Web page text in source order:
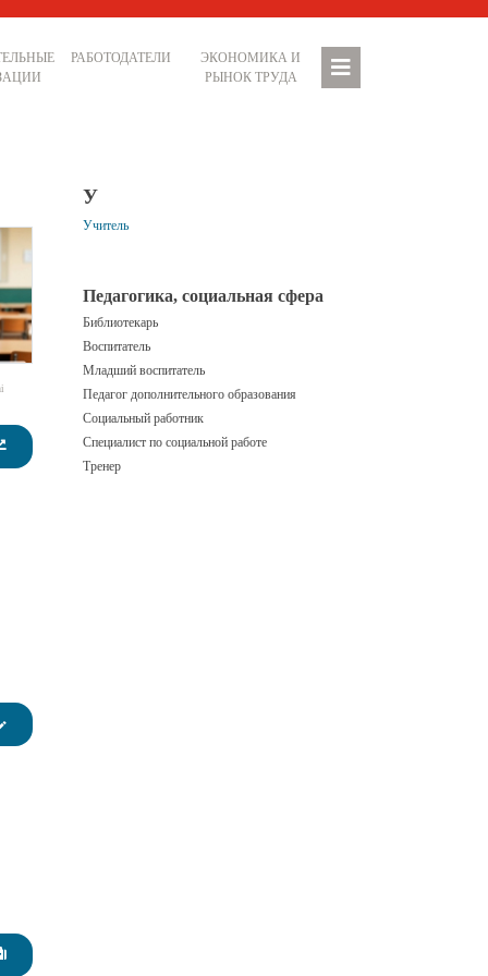
РАБОТОДАТЕЛИ
ЭКОНОМИКА И
РЫНОК ТРУДА
У
Учитель
Педагогика, социальная сфера
Библиотекарь
Воспитатель
Младший воспитатель
Педагог дополнительного образования
Социальный работник
Специалист по социальной работе
Тренер